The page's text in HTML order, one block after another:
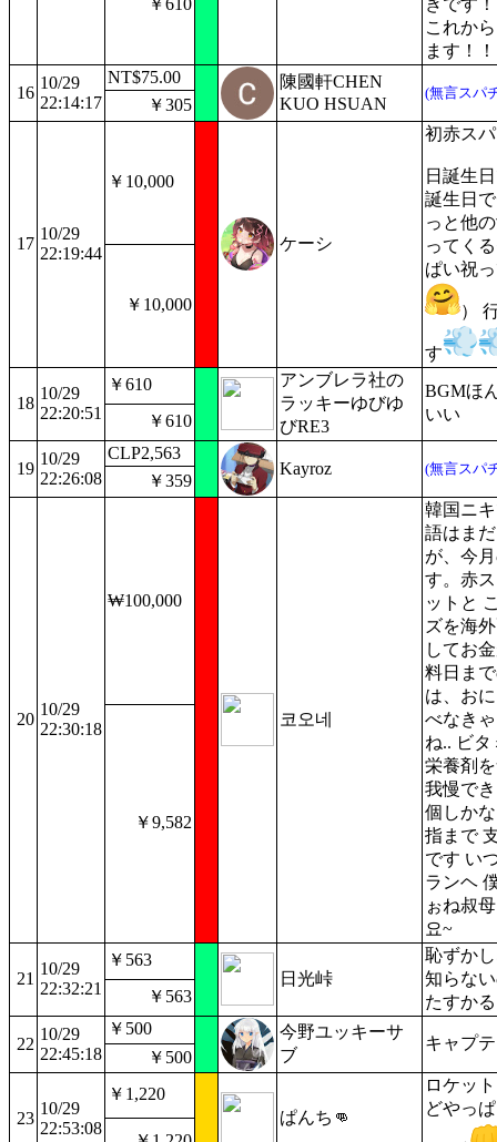
きです
これか
ます！
￥610
16
10/29
22:14:17
NT$75.00
陳國軒CHEN
KUO HSUAN
(無言スパ
￥305
17
10/29
22:19:44
￥10,000
ケーシ
初赤ス
日誕生
誕生日
っと他
ってく
ぱい祝
）
す
￥10,000
18
10/29
22:20:51
￥610
アンブレラ社の
ラッキーゆびゆ
びRE3
BGMほ
いい
￥610
19
10/29
22:26:08
CLP2,563
Kayroz
(無言スパ
￥359
20
10/29
22:30:18
₩100,000
코오네
韓国ニ
語はま
が、今
す。赤
ットと
ズを海
してお
料日ま
は、お
べなき
ね.. ビ
栄養剤
我慢で
個しか
指まで
です い
ランヘ
ぉね叔
요~
￥9,582
21
10/29
22:32:21
￥563
日光峠
恥ずか
知らな
たすかる
￥563
22
10/29
22:45:18
￥500
今野ユッキーサ
ブ
キャプ
￥500
23
10/29
22:53:08
￥1,220
ぱんち👊
ロケッ
どやっ